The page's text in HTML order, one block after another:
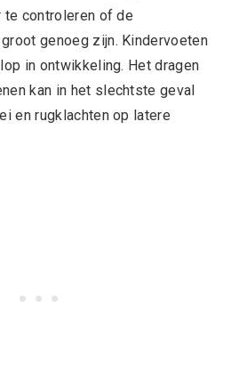
te controleren of de
genoeg zijn. Kindervoeten
in ontwikkeling. Het dragen
kan in het slechtste geval
en rugklachten op latere